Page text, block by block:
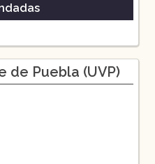
Empresas
Internacionales
de Puebla (UVP)